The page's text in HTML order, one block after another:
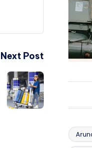
Next Post